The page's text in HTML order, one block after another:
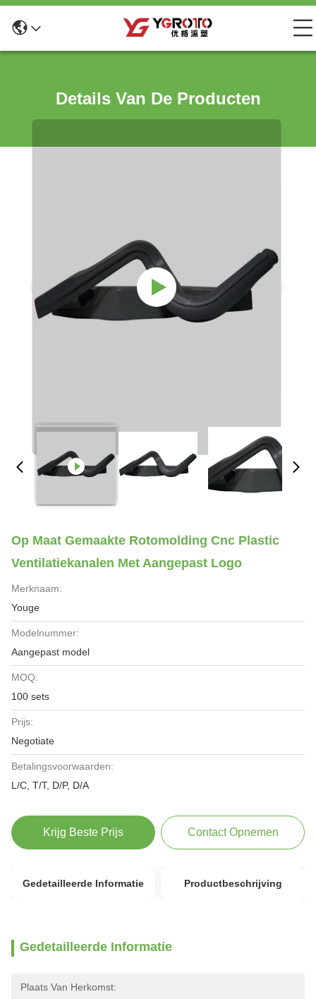
Details Van De Producten
Op Maat Gemaakte Rotomolding Cnc Plastic
Ventilatiekanalen Met Aangepast Logo
Merknaam:
Youge
Modelnummer:
Aangepast model
MOQ:
100 sets
Prijs:
Negotiate
Betalingsvoorwaarden:
L/C, T/T, D/P, D/A
Krijg Beste Prijs Contact Opnemen
Gedetailleerde Informatie Productbeschrijving
Gedetailleerde Informatie
Plaats Van Herkomst: